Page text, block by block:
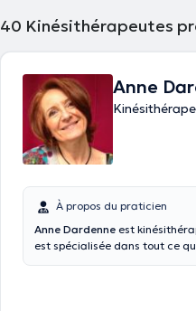
40 Kinésithérapeutes
Anne
À propos du praticien
Anne Dardenne est
est spécialisée dans tout ce qui touche à la sphère pelvienne et a suivi beaucoup de